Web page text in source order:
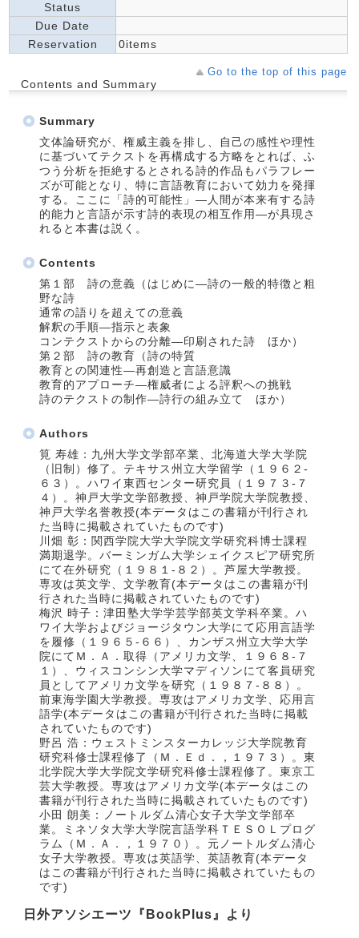
Status
Due Date
Reservation
0items
Go to the top of this page
Contents and Summary
Summary
文体論研究が、権威主義を排し、自己の感性や理性
に基づいてテクストを再構成する方略をとれば、ふ
つう分析を拒絶するとされる詩的作品もパラフレー
ズが可能となり、特に言語教育において効力を発揮
する。ここに「詩的可能性」―人間が本来有する詩
的能力と言語が示す詩的表現の相互作用―が具現さ
れると本書は説く。
Contents
第１部 詩の意義（はじめに―詩の一般的特徴と粗
野な詩
通常の語りを超えての意義
解釈の手順―指示と表象
コンテクストからの分離―印刷された詩 ほか）
第２部 詩の教育（詩の特質
教育との関連性―再創造と言語意識
教育的アプローチ―権威者による評釈への挑戦
詩のテクストの制作―詩行の組み立て ほか）
Authors
筧 寿雄：九州大学文学部卒業、北海道大学大学院
（旧制）修了。テキサス州立大学留学（１９６２‐
６３）。ハワイ東西センター研究員（１９７３‐７
４）。神戸大学文学部教授、神戸学院大学院教授、
神戸大学名誉教授(本データはこの書籍が刊行され
た当時に掲載されていたものです)
川畑 彰：関西学院大学大学院文学研究科博士課程
満期退学。バーミンガム大学シェイクスピア研究所
にて在外研究（１９８１‐８２）。芦屋大学教授。
専攻は英文学、文学教育(本データはこの書籍が刊
行された当時に掲載されていたものです)
梅沢 時子：津田塾大学学芸学部英文学科卒業。ハ
ワイ大学およびジョージタウン大学にて応用言語学
を履修（１９６５‐６６）、カンザス州立大学大学
院にてＭ．Ａ．取得（アメリカ文学、１９６８‐７
１）、ウィスコンシン大学マディソンにて客員研究
員としてアメリカ文学を研究（１９８７‐８８）。
前東海学園大学教授。専攻はアメリカ文学、応用言
語学(本データはこの書籍が刊行された当時に掲載
されていたものです)
野呂 浩：ウェストミンスターカレッジ大学院教育
研究科修士課程修了（Ｍ．Ｅｄ．，１９７３）。東
北学院大学大学院文学研究科修士課程修了。東京工
芸大学教授。専攻はアメリカ文学(本データはこの
書籍が刊行された当時に掲載されていたものです)
小田 朗美：ノートルダム清心女子大学文学部卒
業。ミネソタ大学大学院言語学科ＴＥＳＯＬプログ
ラム（Ｍ．Ａ．，１９７０）。元ノートルダム清心
女子大学教授。専攻は英語学、英語教育(本データ
はこの書籍が刊行された当時に掲載されていたもの
です)
日外アソシエーツ『BookPlus』より